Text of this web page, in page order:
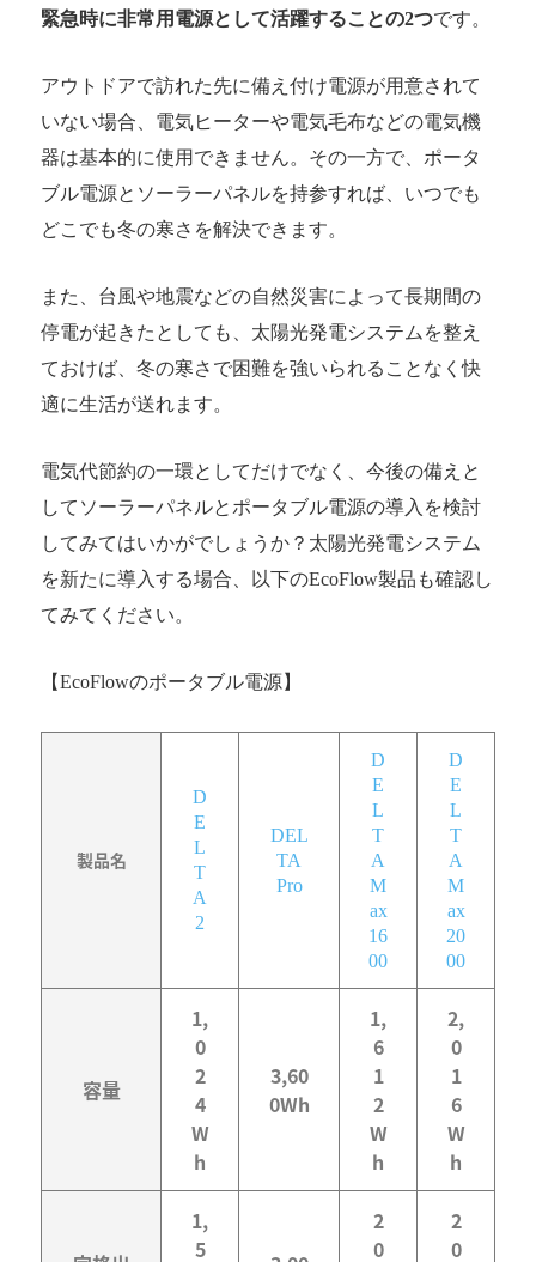
緊急時に非常用電源として活躍することの2つです。
アウトドアで訪れた先に備え付け電源が用意されて
いない場合、電気ヒーターや電気毛布などの電気機
器は基本的に使用できません。その一方で、ポータ
ブル電源とソーラーパネルを持参すれば、いつでも
どこでも冬の寒さを解決できます。
また、台風や地震などの自然災害によって長期間の
停電が起きたとしても、太陽光発電システムを整え
ておけば、冬の寒さで困難を強いられることなく快
適に生活が送れます。
電気代節約の一環としてだけでなく、今後の備えと
してソーラーパネルとポータブル電源の導入を検討
してみてはいかがでしょうか？太陽光発電システム
を新たに導入する場合、以下のEcoFlow製品も確認し
てみてください。
【EcoFlowのポータブル電源】
製品名
D
E
L
T
A
2
DEL
TA
Pro
D
E
L
T
A
M
ax
16
00
D
E
L
T
A
M
ax
20
00
容量
1,
0
2
4
W
h
3,60
0Wh
1,
6
1
2
W
h
2,
0
1
6
W
h
1,
5
2
0
2
0